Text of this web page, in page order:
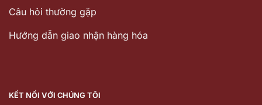
Câu hỏi thường gặp
Hướng dẫn giao nhận hàng hóa
KẾT NỐI VỚI CHÚNG TÔI